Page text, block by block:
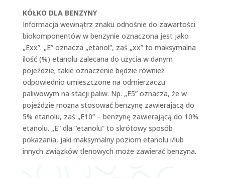
KÓŁKO DLA BENZYNY
Informacja wewnątrz znaku odnośnie do zawartości
biokomponentów w benzynie oznaczona jest jako
„Exx”. „E” oznacza „etanol”, zaś „xx” to maksymalna
ilość (%) etanolu zalecana do użycia w danym
pojeździe; takie oznaczenie będzie również
odpowiednio umieszczone na odmierzaczu
paliwowym na stacji paliw. Np. „E5” oznacza, że w
pojeździe można stosować benzynę zawierającą do
5% etanolu, zaś „E10” – benzynę zawierającą do 10%
etanolu. „E” dla “etanolu” to skrótowy sposób
pokazania, jaki maksymalny poziom etanolu i/lub
innych związków tlenowych może zawierać benzyna.